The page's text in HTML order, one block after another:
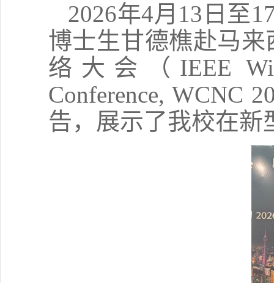
2026年4月 13 日至
博士生甘德樵赴马
络大会（ IEEE
Conference, WCNC
告，展示了我校在新